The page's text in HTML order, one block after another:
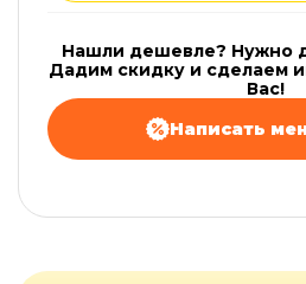
Нашли дешевле? Нужно
Дадим скидку и сделаем
Вас!
Написать